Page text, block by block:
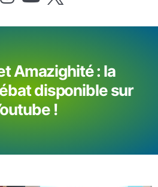
Amazighité : la
disponible sur
!